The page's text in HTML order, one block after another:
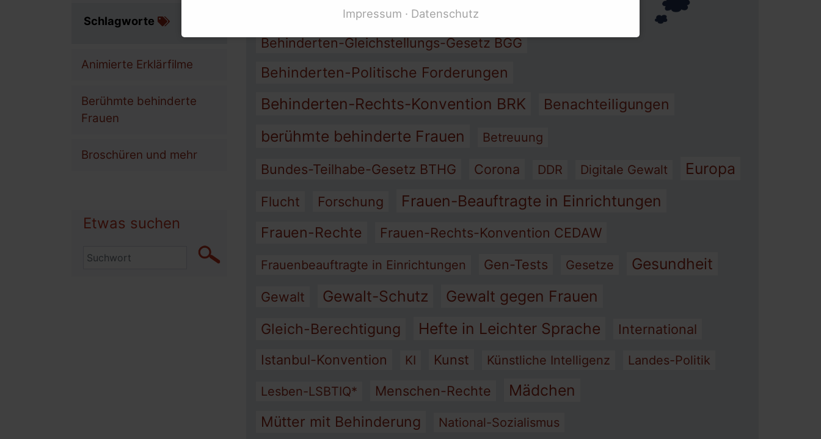
Armut Assistenz Barriere-Freiheit
Behinderten-Gleichstellungs-Gesetz BGG
Behinderten-Politische Forderungen
Behinderten-Rechts-Konvention BRK Benachteiligungen
berühmte behinderte Frauen Betreuung
Bundes-Teilhabe-Gesetz BTHG Corona DDR Digitale Gewalt Europa
Flucht Forschung Frauen-Beauftragte in Einrichtungen
Frauen-Rechte Frauen-Rechts-Konvention CEDAW
Frauenbeauftragte in Einrichtungen Gen-Tests Gesetze Gesundheit
Gewalt Gewalt-Schutz Gewalt gegen Frauen
Gleich-Berechtigung Hefte in Leichter Sprache
International
Istanbul-Konvention
KI Kunst Künstliche Intelligenz Landes-Politik
Lesben-LSBTIQ* Menschen-Rechte Mädchen
Mütter mit Behinderung National-Sozialismus
Schlagworte
Animierte Erklärfilme
Berühmte behinderte
Frauen
Broschüren und mehr
Etwas suchen
Impressum
Datenschutz